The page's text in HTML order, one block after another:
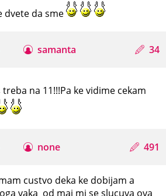
dvete da sme
samanta 34
treba na 11!!!Pa ke vidime cekam
none 491
custvo deka ke dobijam a
vaka od maj mi se slucuva ova